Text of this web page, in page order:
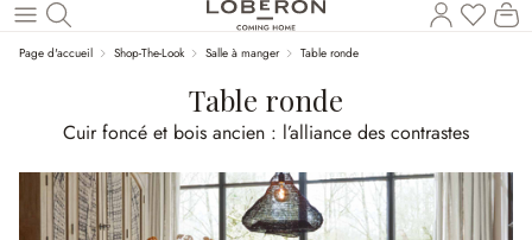
Revenir au contenu principal
Vous
Page d'accueil Shop-The-Look Salle à manger Table ronde
Table ronde
Cuir foncé et bois ancien : l’alliance des contrastes